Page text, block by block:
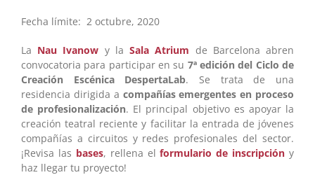
Fecha límite: 2 octubre, 2020
La Nau Ivanow y laSala Atrium de Barcelona abren
convocatoria para participar en su 7ª edición del Ciclo de
Creación Escénica DespertaLab. Se trata de una
residencia dirigida a compañías emergentes en proceso
de profesionalización. El principal objetivo es apoyar la
creación teatral reciente y facilitar la entrada de jóvenes
compañías a circuitos y redes profesionales del sector.
¡Revisa las bases, rellena elformulario de inscripción y
haz llegar tu proyecto!